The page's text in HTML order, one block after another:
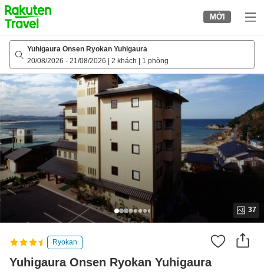
to
top
page
MỚI
Yuhigaura Onsen Ryokan Yuhigaura
20/08/2026 - 21/08/2026 2 khách 1 phòng
37
Ryokan
Yuhigaura Onsen Ryokan Yuhigaura